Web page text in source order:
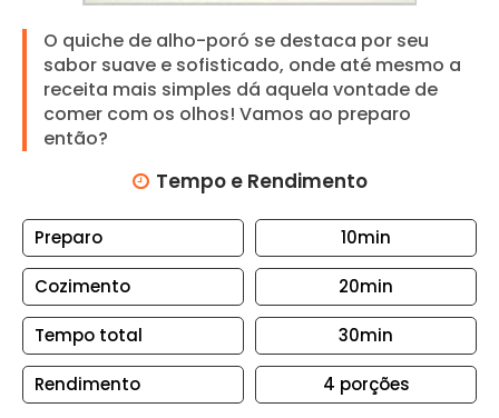
Z
B
S
I
T
O
S
B
O
L
O quiche de alho-poró se destaca por seu
sabor suave e sofisticado, onde até mesmo a
receita mais simples dá aquela vontade de
comer com os olhos! Vamos ao preparo
então?
Tempo e Rendimento
Preparo 10min
Cozimento 20min
Tempo total 30min
Rendimento 4 porções